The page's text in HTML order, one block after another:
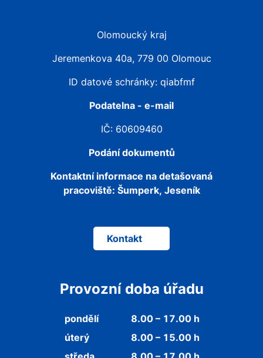
Olomoucký kraj
Jeremenkova 40a, 779 00 Olomouc
ID datové schránky: qiabfmf
Podatelna - e-mail
IČ: 60609460
Podání dokumentů
Kontaktní informace na detašovaná
pracoviště: Šumperk, Jeseník
Kontakt
Provozní doba úřadu
pondělí
8.00 – 17.00 h
úterý
8.00 – 15.00 h